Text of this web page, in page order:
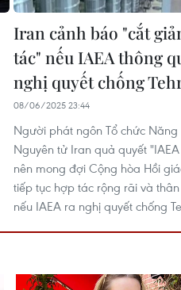
Iran cảnh báo "cắt
tác" nếu IAEA thông
nghị quyết chống
08/06/2025 23:44
Người phát ngôn Tổ chức
Nguyên tử Iran quả quyết
nên mong đợi Cộng hòa Hồi
tiếp tục hợp tác rộng rãi và
nếu IAEA ra nghị quyết chống